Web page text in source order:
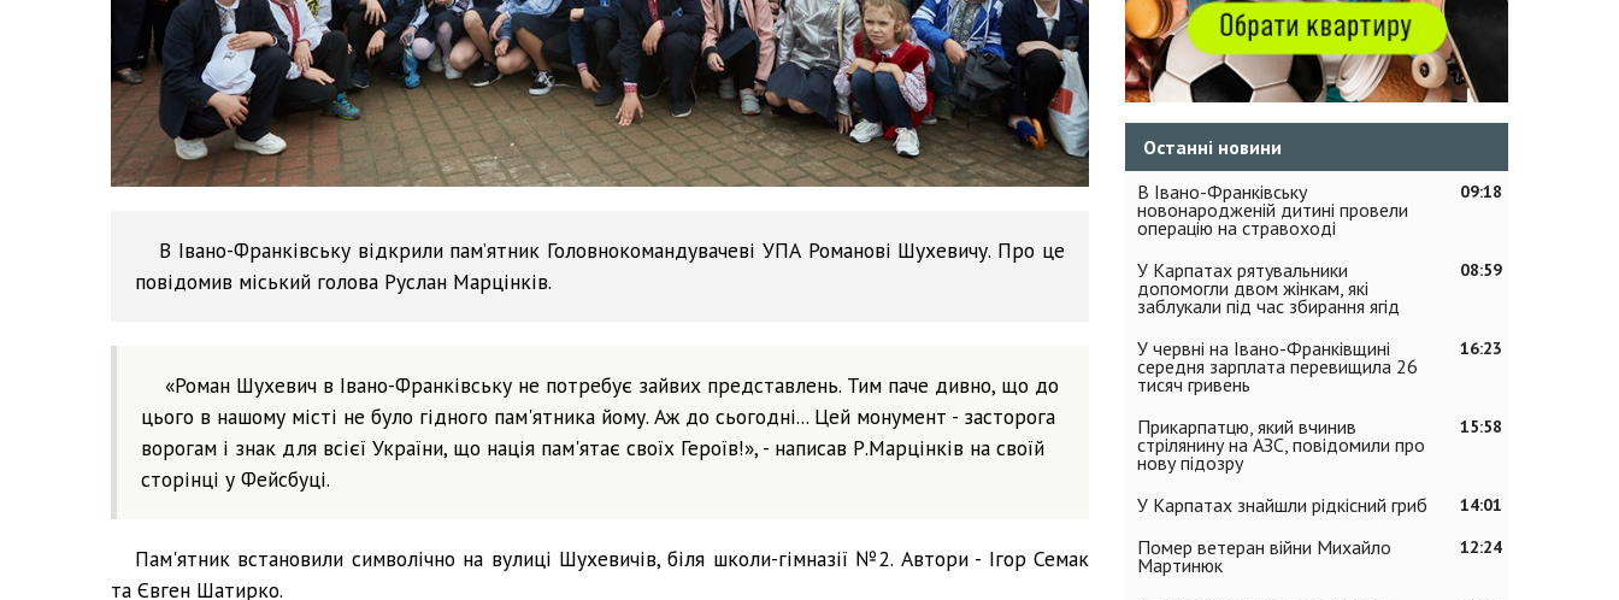
В Івано-Франківську відкрили пам’ятник Головнокомандувачеві УПА Романові Шухевичу. Про це
повідомив міський голова Руслан Марцінків.
«Роман Шухевич в Івано-Франківську не потребує зайвих представлень. Тим паче дивно, що до
цього в нашому місті не було гідного пам'ятника йому. Аж до сьогодні... Цей монумент - засторога
ворогам і знак для всієї України, що нація пам'ятає своїх Героїв!», - написав Р.Марцінків на своїй
сторінці у Фейсбуці.
Пам'ятник встановили символічно на вулиці Шухевичів, біля школи-гімназії №2. Автори - Ігор Семак
та Євген Шатирко.
Останні новини
09:18
В Івано-Франківську
новонародженій дитині провели
операцію на стравоході
08:59
У Карпатах рятувальники
допомогли двом жінкам, які
заблукали під час збирання ягід
16:23
У червні на Івано-Франківщині
середня зарплата перевищила 26
тисяч гривень
15:58
Прикарпатцю, який вчинив
стрілянину на АЗС, повідомили про
нову підозру
14:01
У Карпатах знайшли рідкісний гриб
12:24
Помер ветеран війни Михайло
Мартинюк